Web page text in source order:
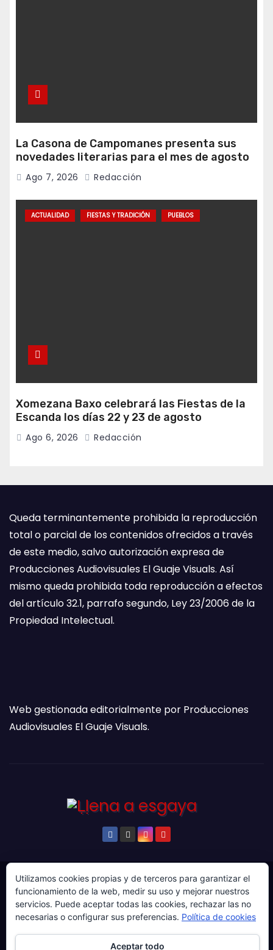
La Casona de Campomanes presenta sus
novedades literarias para el mes de agosto
Ago 7, 2026 Redacción
ACTUALIDAD FIESTAS Y TRADICIÓN PUEBLOS
Xomezana Baxo celebrará las Fiestas de la
Escanda los días 22 y 23 de agosto
Ago 6, 2026 Redacción
Queda terminantemente prohibida la reproducción
total o parcial de los contenidos ofrecidos a través
de este medio, salvo autorización expresa de
Producciones Audiovisuales El Guaje Visuals. Así
mismo queda prohibida toda reproducción a efectos
del artículo 32.1, parrafo segundo, Ley 23/2006 de la
Propiedad Intelectual.
Web gestionada editorialmente por Producciones
Audiovisuales El Guaje Visuals.
© Copyright 2024. Todos los derechos reservados.
Web gestionada por Producciones Audiovisuales El
Guaje Visuals.
Sobre ‘Ḷḷena a esgaya’ Publicidad Contacto
Utilizamos cookies propias y de terceros para garantizar el
funcionamiento de la web, medir su uso y mejorar nuestros
servicios. Puede aceptar todas las cookies, rechazar las no
necesarias o configurar sus preferencias. Política de cookies
Aceptar todo